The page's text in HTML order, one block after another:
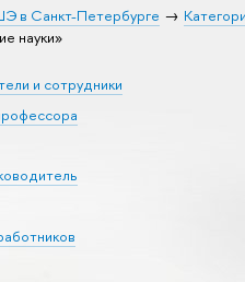
в Санкт-Петербурге
науки»
и сотрудники